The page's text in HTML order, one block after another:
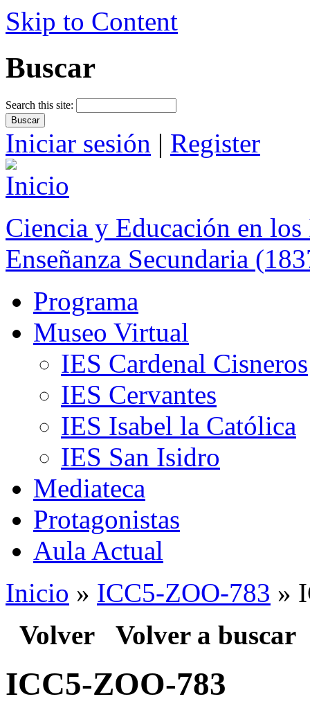
Skip to Content
Buscar
Search this site:
Iniciar sesión | Register
Ciencia y Educación en
Enseñanza Secundaria
Programa
Museo Virtual
IES Cardenal Cisneros
IES Cervantes
IES Isabel la Católica
IES San Isidro
Mediateca
Protagonistas
Aula Actual
Inicio » ICC5-ZOO-783 »
Volver Volver a buscar
ICC5-ZOO-783